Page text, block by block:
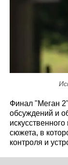
Финал "Меган
обсуждений и
сюжета, в
контроля и